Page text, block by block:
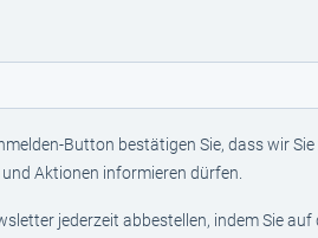
Button bestätigen Sie, dass wir
Aktionen informieren dürfen.
jederzeit abbestellen, indem Sie auf